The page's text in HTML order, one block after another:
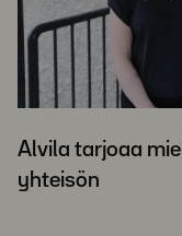
Alvila tarjoaa
yhteisön